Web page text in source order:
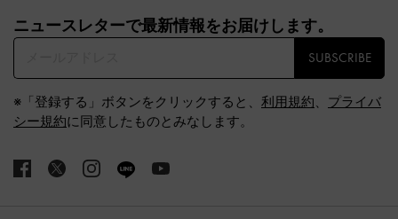
ニュースレターで最新情報をお届けします。​
SUBSCRIBE
※「登録する」ボタンをクリックすると、 利用規約、 プライバ
シー規約に同意したものとみなします。